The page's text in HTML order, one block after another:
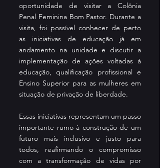
oportunidade de visitar a Colônia
Penal Feminina Bom Pastor. Durante a
visita, foi possível conhecer de perto
as iniciativas de educação já em
andamento na unidade e discutir a
implementação de ações voltadas à
educação, qualificação profissional e
Ensino Superior para as mulheres em
situação de privação de liberdade.
Essas iniciativas representam um passo
importante rumo à construção de um
futuro mais inclusivo e justo para
todos, reafirmando o compromisso
com a transformação de vidas por